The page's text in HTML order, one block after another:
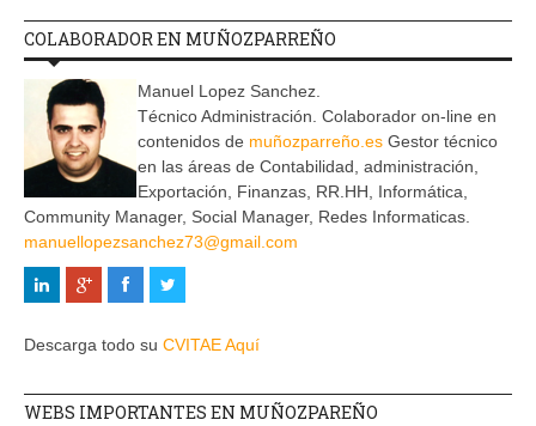
COLABORADOR EN MUÑOZPARREÑO
Manuel Lopez Sanchez.
Técnico Administración. Colaborador on-line en
contenidos de muñozparreño.es Gestor técnico
en las áreas de Contabilidad, administración,
Exportación, Finanzas, RR.HH, Informática,
Community Manager, Social Manager, Redes Informaticas.
manuellopezsanchez73@gmail.com
Descarga todo su CVITAE Aquí
WEBS IMPORTANTES EN MUÑOZPAREÑO